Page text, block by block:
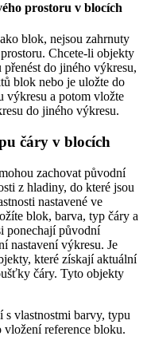
prostoru v blocích
blok, nejsou zahrnuty
Chcete-li objekty
do jiného výkresu,
blok nebo je uložte do
výkresu a potom vložte
do jiného výkresu.
čáry v blocích
zachovat původní
z hladiny, do které jsou
nastavené ve
blok, barva, typ čáry a
ponechají původní
nastavení výkresu. Je
které získají aktuální
čáry. Tyto objekty
vlastnostmi barvy, typu
reference bloku.